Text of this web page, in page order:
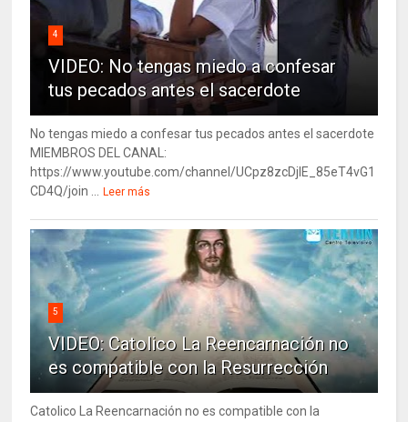
4
VIDEO: No tengas miedo a confesar
tus pecados antes el sacerdote
No tengas miedo a confesar tus pecados antes el sacerdote
MIEMBROS DEL CANAL:
https://www.youtube.com/channel/UCpz8zcDjlE_85eT4vG1
CD4Q/join ... Leer más
5
VIDEO: Catolico La Reencarnación no
es compatible con la Resurrección
Catolico La Reencarnación no es compatible con la